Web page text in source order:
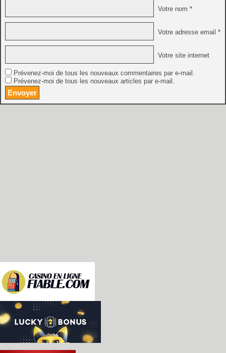
Votre nom *
Votre adresse email *
Votre site internet
Prévenez-moi de tous les nouveaux commentaires par e-mail.
Prévenez-moi de tous les nouveaux articles par e-mail.